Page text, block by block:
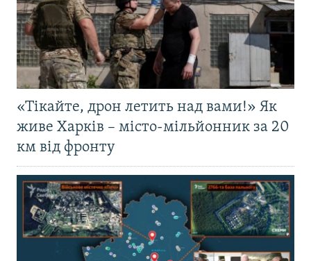
«Тікайте, дрон летить над вами!» Як
живе Харків – місто-мільйонник за 20
км від фронту